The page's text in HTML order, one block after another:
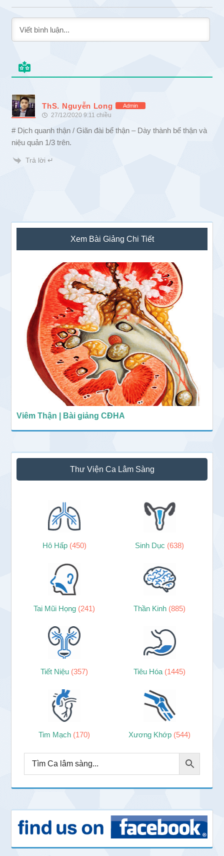
ThS. Nguyễn Long Admin
27/12/2020 9:11 chiều
# Dịch quanh thận / Giãn đài bể thận – Dày thành bể thận và
niệu quản 1/3 trên.
Trả lời ↵
Sidebar
chính
Xem Bài Giảng Chi Tiết
Viêm Thận | Bài giảng CĐHA
Thư Viện Ca Lâm Sàng
Hô Hấp (450) Sinh Dục (638)
Tai Mũi Họng (241) Thần Kinh (885)
Tiết Niệu (357) Tiêu Hóa (1445)
Tim Mạch (170) Xương Khớp (544)